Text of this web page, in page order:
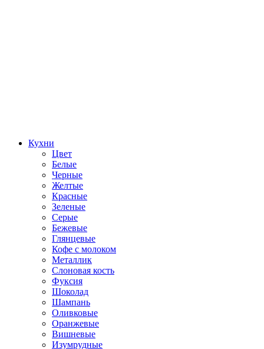
Кухни
Цвет
Белые
Черные
Желтые
Красные
Зеленые
Серые
Бежевые
Глянцевые
Кофе с молоком
Металлик
Слоновая кость
Фуксия
Шоколад
Шампань
Оливковые
Оранжевые
Вишневые
Изумрудные